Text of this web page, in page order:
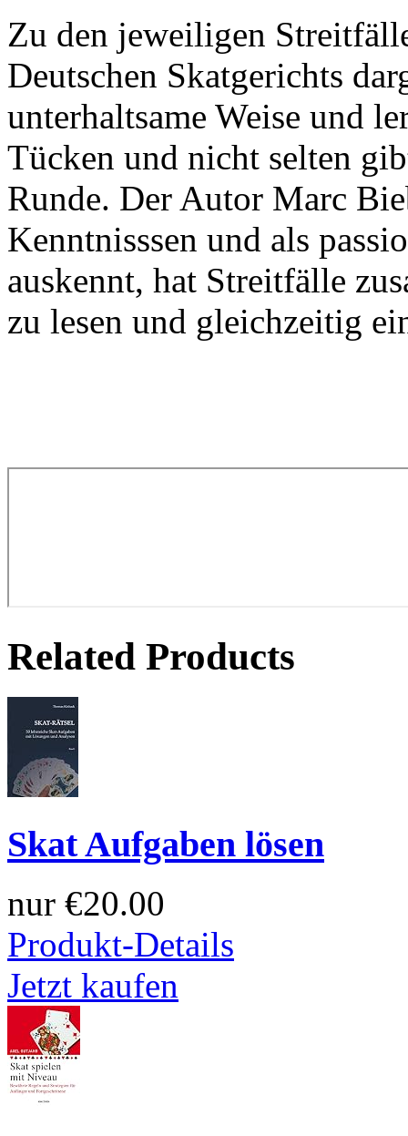
Zu den jeweiligen
Deutschen Skatgerichts
unterhaltsame Weise und
Tücken und nicht selten
Runde. Der Autor Marc
Kenntnisssen und als
auskennt, hat Streitfälle
zu lesen und gleichzeitig
Related Products
Skat Aufgaben lösen
nur €20.00
Produkt-Details
Jetzt kaufen